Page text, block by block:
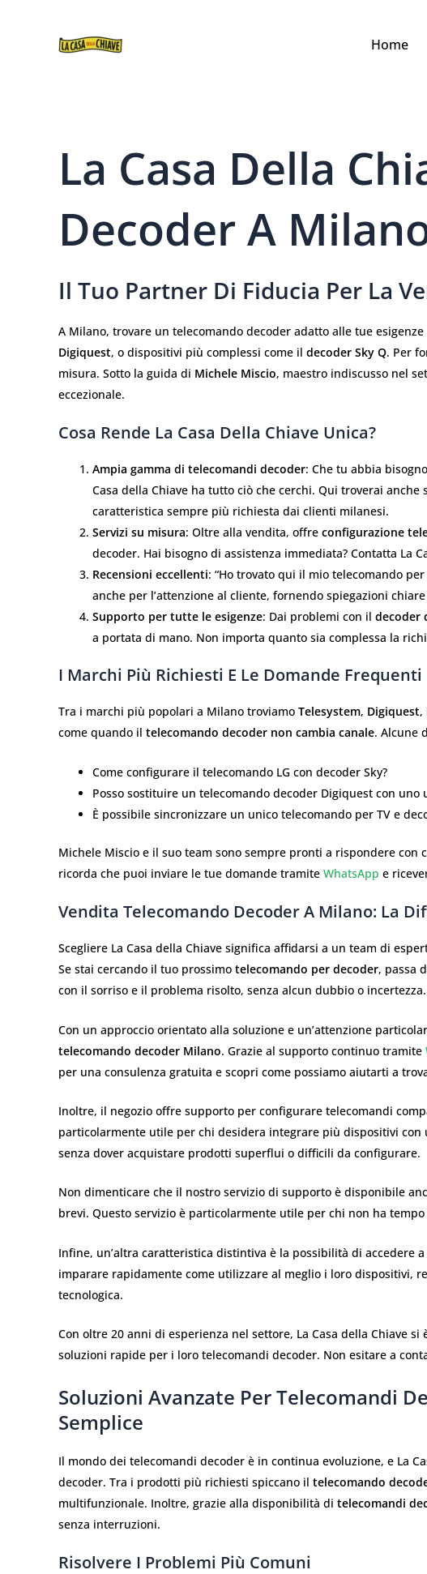
CONTENUTO
Home
La Casa Della
Decoder A
Il Tuo Partner Di Fiducia Per La
A Milano, trovare un telecomando decoder adatto alle tue
Digiquest, o dispositivi più complessi come il decoder Sky Q. Per
misura. Sotto la guida di Michele Miscio, maestro indiscusso nel
eccezionale.
Cosa Rende La Casa Della Chiave Unica?
Ampia gamma di telecomandi decoder: Che tu abbia
Casa della Chiave ha tutto ciò che cerchi. Qui troverai
caratteristica sempre più richiesta dai clienti milanesi.
Servizi su misura: Oltre alla vendita, offre configurazione
decoder. Hai bisogno di assistenza immediata? Contatta La
Recensioni eccellenti: “Ho trovato qui il mio telecomando
anche per l’attenzione al cliente, fornendo spiegazioni
Supporto per tutte le esigenze: Dai problemi con il decoder
a portata di mano. Non importa quanto sia complessa la
I Marchi Più Richiesti E Le Domande Frequenti
Tra i marchi più popolari a Milano troviamo Telesystem, Digiquest,
come quando il telecomando decoder non cambia canale. Alcune
Come configurare il telecomando LG con decoder Sky?
Posso sostituire un telecomando decoder Digiquest con uno
È possibile sincronizzare un unico telecomando per TV e
Michele Miscio e il suo team sono sempre pronti a rispondere
ricorda che puoi inviare le tue domande tramite WhatsApp e
Vendita Telecomando Decoder A Milano: La
Scegliere La Casa della Chiave significa affidarsi a un team di
Se stai cercando il tuo prossimo telecomando per decoder, passa
con il sorriso e il problema risolto, senza alcun dubbio o incertezza.
Con un approccio orientato alla soluzione e un’attenzione
telecomando decoder Milano. Grazie al supporto continuo tramite
per una consulenza gratuita e scopri come possiamo aiutarti a
Inoltre, il negozio offre supporto per configurare telecomandi
particolarmente utile per chi desidera integrare più dispositivi con
senza dover acquistare prodotti superflui o difficili da configurare.
Non dimenticare che il nostro servizio di supporto è disponibile
brevi. Questo servizio è particolarmente utile per chi non ha
Infine, un’altra caratteristica distintiva è la possibilità di
imparare rapidamente come utilizzare al meglio i loro dispositivi,
tecnologica.
Con oltre 20 anni di esperienza nel settore, La Casa della Chiave
soluzioni rapide per i loro telecomandi decoder. Non esitare a
Soluzioni Avanzate Per Telecomandi
Semplice
Il mondo dei telecomandi decoder è in continua evoluzione, e La
decoder. Tra i prodotti più richiesti spiccano il telecomando
multifunzionale. Inoltre, grazie alla disponibilità di telecomandi
senza interruzioni.
Risolvere I Problemi Più Comuni